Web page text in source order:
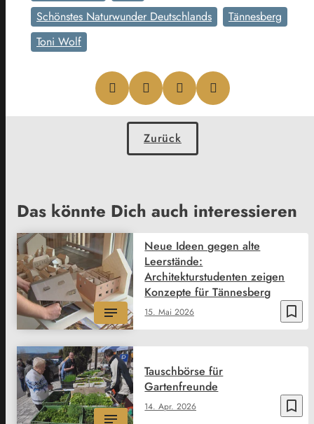
Schönstes Naturwunder Deutschlands
Tännesberg
Toni Wolf
Zurück
Das könnte Dich auch interessieren
bookmark_border
15. Mai 2026
Neue Ideen gegen alte
Leerstände:
Architekturstudenten zeigen
Konzepte für Tännesberg
bookmark_border
14. Apr. 2026
Tauschbörse für
Gartenfreunde